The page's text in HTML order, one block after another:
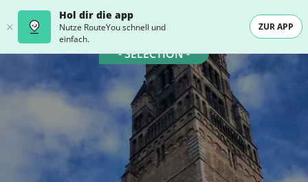
Hol dir die app
Nutze RouteYou schnell und
einfach.
ZUR APP
- SELECTION -